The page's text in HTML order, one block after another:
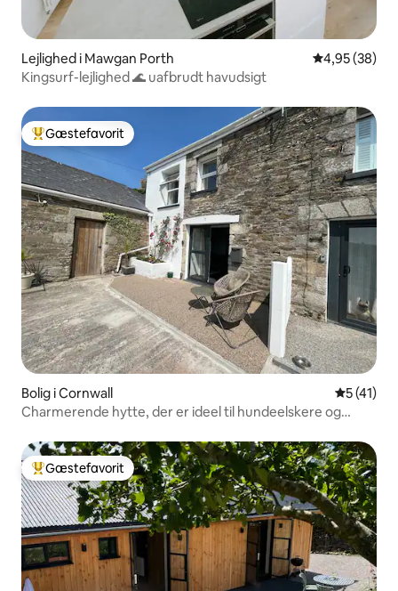
Lejlighed i Mawgan Porth 4,95 ud af 5 i
4,95 (38)
Kingsurf-lejlighed 🌊 uafbrudt havudsigt
Bedste gæstefavorit
Gæstefavorit
Bolig i Cornwall 5 ud af 5
5 (41)
Charmerende hytte, der er ideel til hundeelskere og
Bedste gæstefavorit
Gæstefavorit